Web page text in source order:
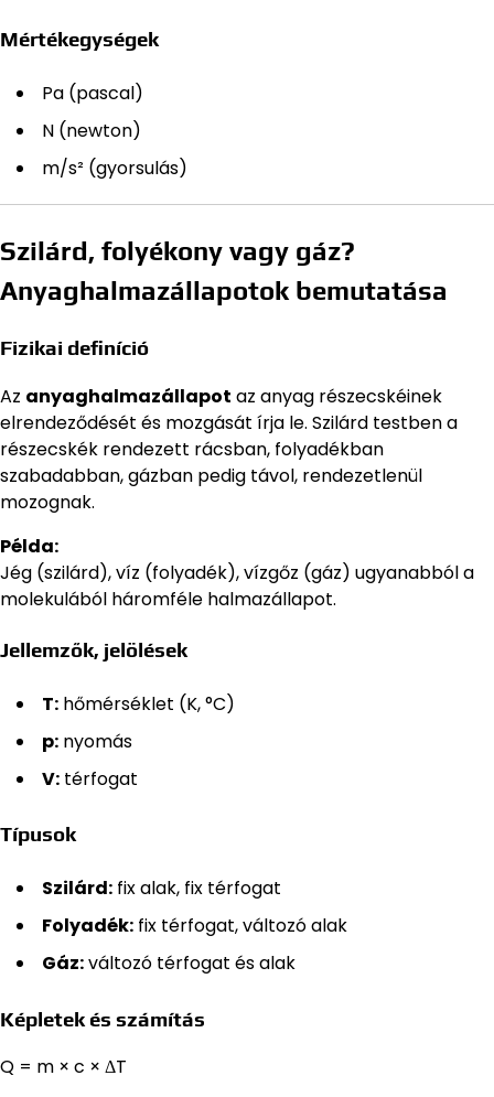
Mértékegységek
Pa (pascal)
N (newton)
m/s² (gyorsulás)
Szilárd, folyékony vagy gáz?
Anyaghalmazállapotok bemutatása
Fizikai definíció
Az anyaghalmazállapot az anyag részecskéinek
elrendeződését és mozgását írja le. Szilárd testben a
részecskék rendezett rácsban, folyadékban
szabadabban, gázban pedig távol, rendezetlenül
mozognak.
Példa:
Jég (szilárd), víz (folyadék), vízgőz (gáz) ugyanabból a
molekulából háromféle halmazállapot.
Jellemzők, jelölések
T: hőmérséklet (K, °C)
p: nyomás
V: térfogat
Típusok
Szilárd: fix alak, fix térfogat
Folyadék: fix térfogat, változó alak
Gáz:változó térfogat és alak
Képletek és számítás
Q = m × c × ΔT